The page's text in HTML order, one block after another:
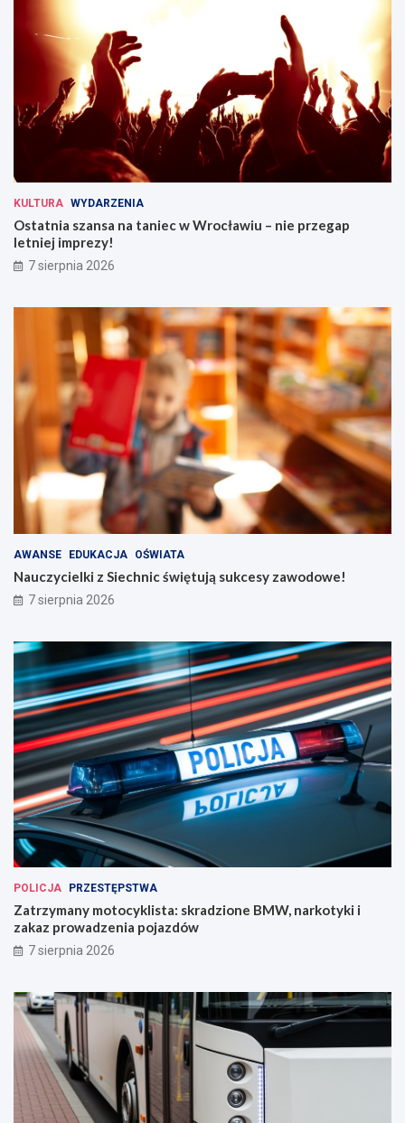
KULTURA WYDARZENIA
Ostatnia szansa na taniec w Wrocławiu – nie przegap
letniej imprezy!
7 sierpnia 2026
AWANSE EDUKACJA OŚWIATA
Nauczycielki z Siechnic świętują sukcesy zawodowe!
7 sierpnia 2026
POLICJA PRZESTĘPSTWA
Zatrzymany motocyklista: skradzione BMW, narkotyki i
zakaz prowadzenia pojazdów
7 sierpnia 2026